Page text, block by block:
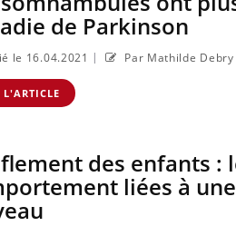
de Parkinson
le 16.04.2021 | Par Mathilde Debry
L'ARTICLE
des enfants :
liées à
montrer ...
carence en fer sont
...